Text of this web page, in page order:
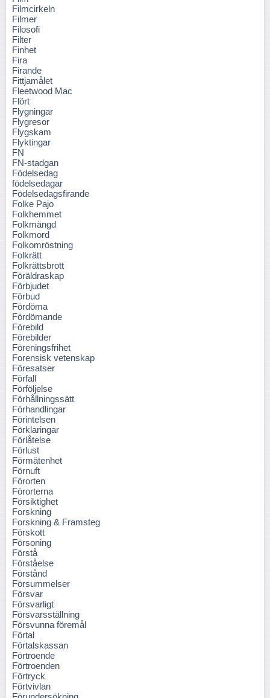
Filmcirkeln
Filmer
Filosofi
Filter
Finhet
Fira
Firande
Fittjamålet
Fleetwood Mac
Flört
Flygningar
Flygresor
Flygskam
Flyktingar
FN
FN-stadgan
Födelsedag
födelsedagar
Födelsedagsfirande
Folke Pajo
Folkhemmet
Folkmängd
Folkmord
Folkomröstning
Folkrätt
Folkrättsbrott
Föräldraskap
Förbjudet
Förbud
Fördöma
Fördömande
Förebild
Förebilder
Föreningsfrihet
Forensisk vetenskap
Föresatser
Förfall
Förföljelse
Förhållningssätt
Förhandlingar
Förintelsen
Förklaringar
Förlåtelse
Förlust
Förmätenhet
Förnuft
Förorten
Förorterna
Försiktighet
Forskning
Forskning & Framsteg
Förskott
Försoning
Förstå
Förståelse
Förstånd
Försummelser
Försvar
Försvarligt
Försvarsställning
Försvunna föremål
Förtal
Förtalskassan
Förtroende
Förtroenden
Förtryck
Förtvivlan